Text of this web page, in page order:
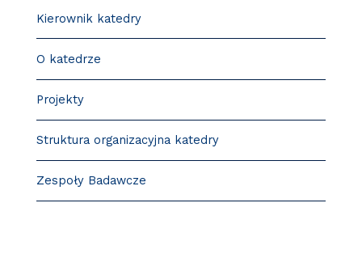
Kierownik katedry
O katedrze
Projekty
Struktura organizacyjna katedry
Zespoły Badawcze